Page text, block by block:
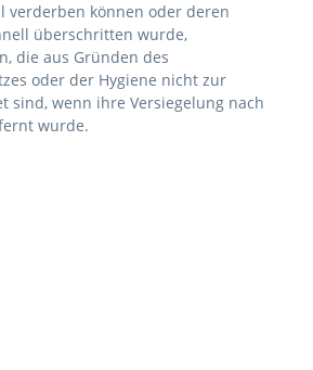
verderben können oder deren
überschritten wurde,
die aus Gründen des
oder der Hygiene nicht zur
sind, wenn ihre Versiegelung nach
wurde.